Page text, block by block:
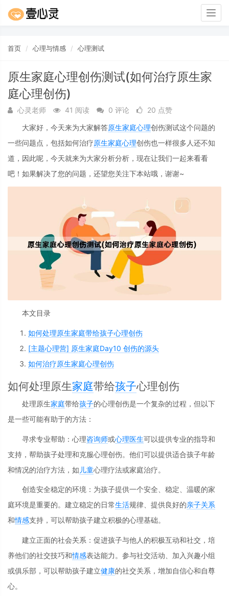
首页 心理与情感 心理测试
原生家庭心理创伤测试(如何治疗原生家
庭心理创伤)
心灵老师 41 阅读 0 评论
20 点赞
大家好，今天来为大家解答原生家庭心理创伤测试这个问题的
一些问题点，包括如何治疗原生家庭心理创伤也一样很多人还不知
道，因此呢，今天就来为大家分析分析，现在让我们一起来看看
吧！如果解决了您的问题，还望您关注下本站哦，谢谢~
本文目录
如何处理原生家庭带给孩子心理创伤
[主题心理营] 原生家庭Day10 创伤的源头
如何治疗原生家庭心理创伤
如何处理原生家庭带给孩子心理创伤
处理原生家庭带给孩子的心理创伤是一个复杂的过程，但以下
是一些可能有助于的方法：
寻求专业帮助：心理咨询师或心理医生可以提供专业的指导和
支持，帮助孩子处理和克服心理创伤。他们可以提供适合孩子年龄
和情况的治疗方法，如 儿童心理疗法或家庭治疗。
创造安全稳定的环境：为孩子提供一个安全、稳定、温暖的家
庭环境是重要的。建立稳定的日常生活规律、提供良好的亲子关系
和情感支持，可以帮助孩子建立积极的心理基础。
建立正面的社会关系：促进孩子与他人的积极互动和社交，培
养他们的社交技巧和情感表达能力。参与社交活动、加入兴趣小组
或俱乐部，可以帮助孩子建立健康的社交关系，增加自信心和自尊
心。